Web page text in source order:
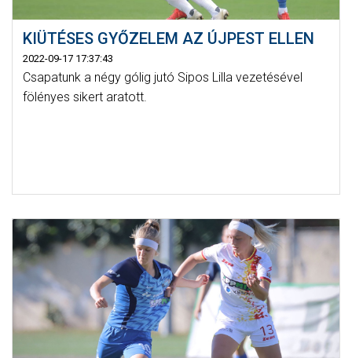
KIÜTÉSES GYŐZELEM AZ ÚJPEST ELLEN
2022-09-17 17:37:43
Csapatunk a négy gólig jutó Sipos Lilla vezetésével
fölényes sikert aratott.